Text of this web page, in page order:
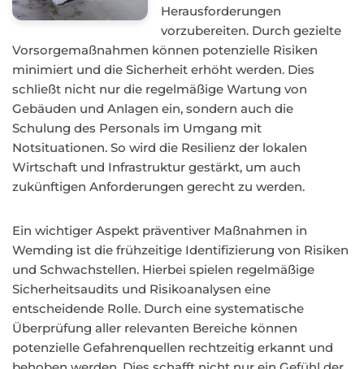
Herausforderungen
vorzubereiten. Durch gezielte
Vorsorgemaßnahmen können potenzielle Risiken
minimiert und die Sicherheit erhöht werden. Dies
schließt nicht nur die regelmäßige Wartung von
Gebäuden und Anlagen ein, sondern auch die
Schulung des Personals im Umgang mit
Notsituationen. So wird die Resilienz der lokalen
Wirtschaft und Infrastruktur gestärkt, um auch
zukünftigen Anforderungen gerecht zu werden.
Ein wichtiger Aspekt präventiver Maßnahmen in
Wemding ist die frühzeitige Identifizierung von Risiken
und Schwachstellen. Hierbei spielen regelmäßige
Sicherheitsaudits und Risikoanalysen eine
entscheidende Rolle. Durch eine systematische
Überprüfung aller relevanten Bereiche können
potenzielle Gefahrenquellen rechtzeitig erkannt und